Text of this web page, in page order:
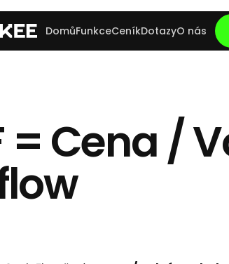
DomůFunkceCeníkDotazyO nás
= Cena /